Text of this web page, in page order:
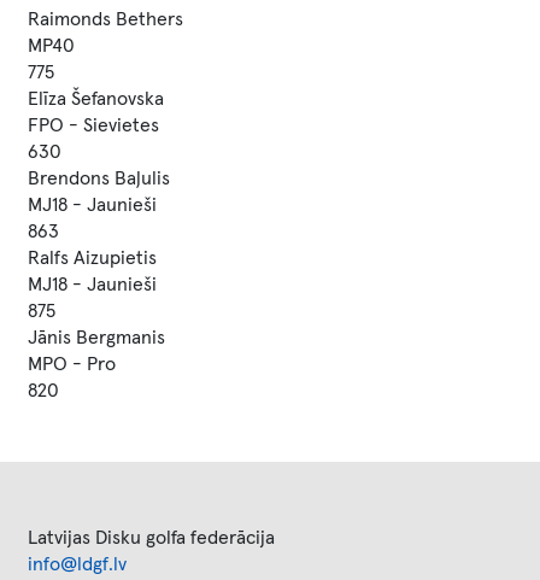
Raimonds Bethers
MP40
775
Elīza Šefanovska
FPO - Sievietes
630
Brendons Baļulis
MJ18 - Jaunieši
863
Ralfs Aizupietis
MJ18 - Jaunieši
875
Jānis Bergmanis
MPO - Pro
820
Latvijas Disku golfa federācija
info@ldgf.lv